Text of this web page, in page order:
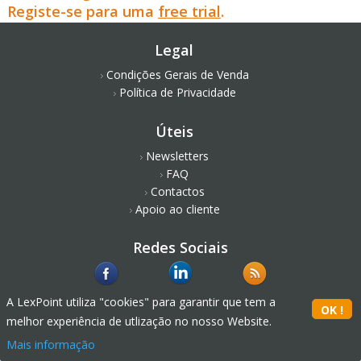
Registe-se para uma free trial.
Legal
Condições Gerais de Venda
Política de Privacidade
Úteis
Newsletters
FAQ
Contactos
Apoio ao cliente
Redes Sociais
A LexPoint utiliza "cookies" para garantir que tem a
melhor experiência de utlização no nosso Website.
Mais informação